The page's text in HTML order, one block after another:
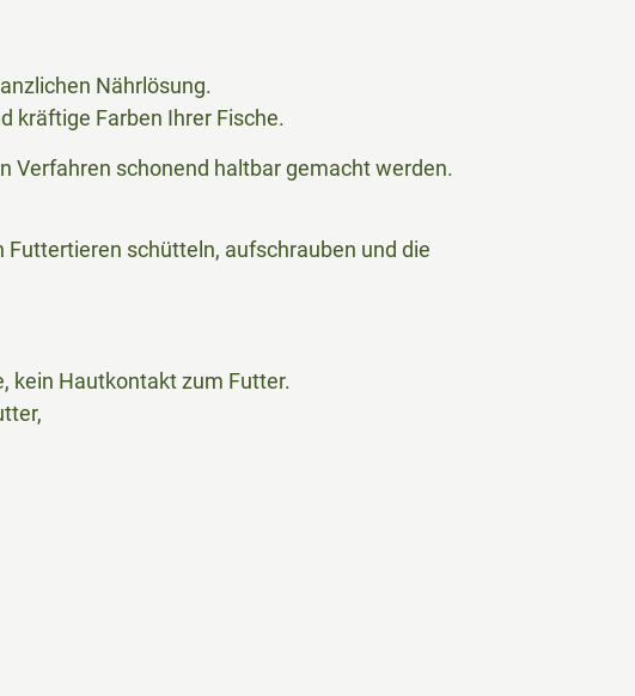
Nährlösung.
kräftige Farben Ihrer Fische.
Verfahren schonend haltbar gemacht werden.
Futtertieren schütteln, aufschrauben und die
kein Hautkontakt zum Futter.